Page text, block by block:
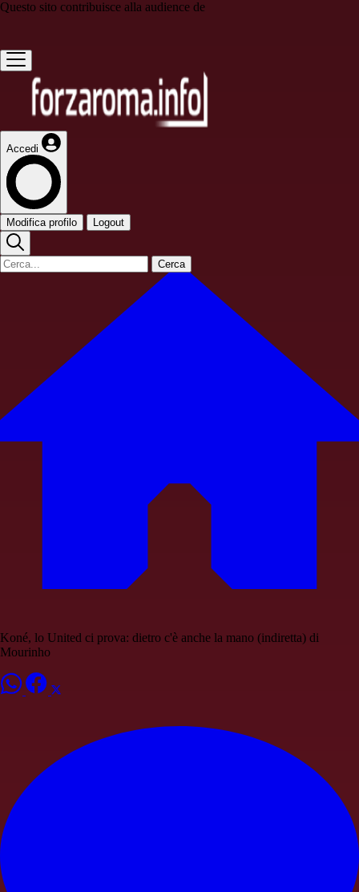
Questo sito contribuisce alla audience de
Accedi
Modifica profilo Logout
Cerca
Koné, lo United ci prova: dietro c'è anche la mano (indiretta) di
Mourinho